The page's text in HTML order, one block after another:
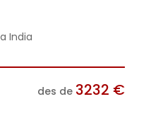
India
des de 3232 €